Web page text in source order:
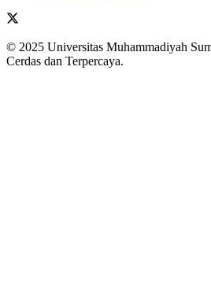
© 2025 Universitas Muhammadiyah
Cerdas dan Terpercaya.